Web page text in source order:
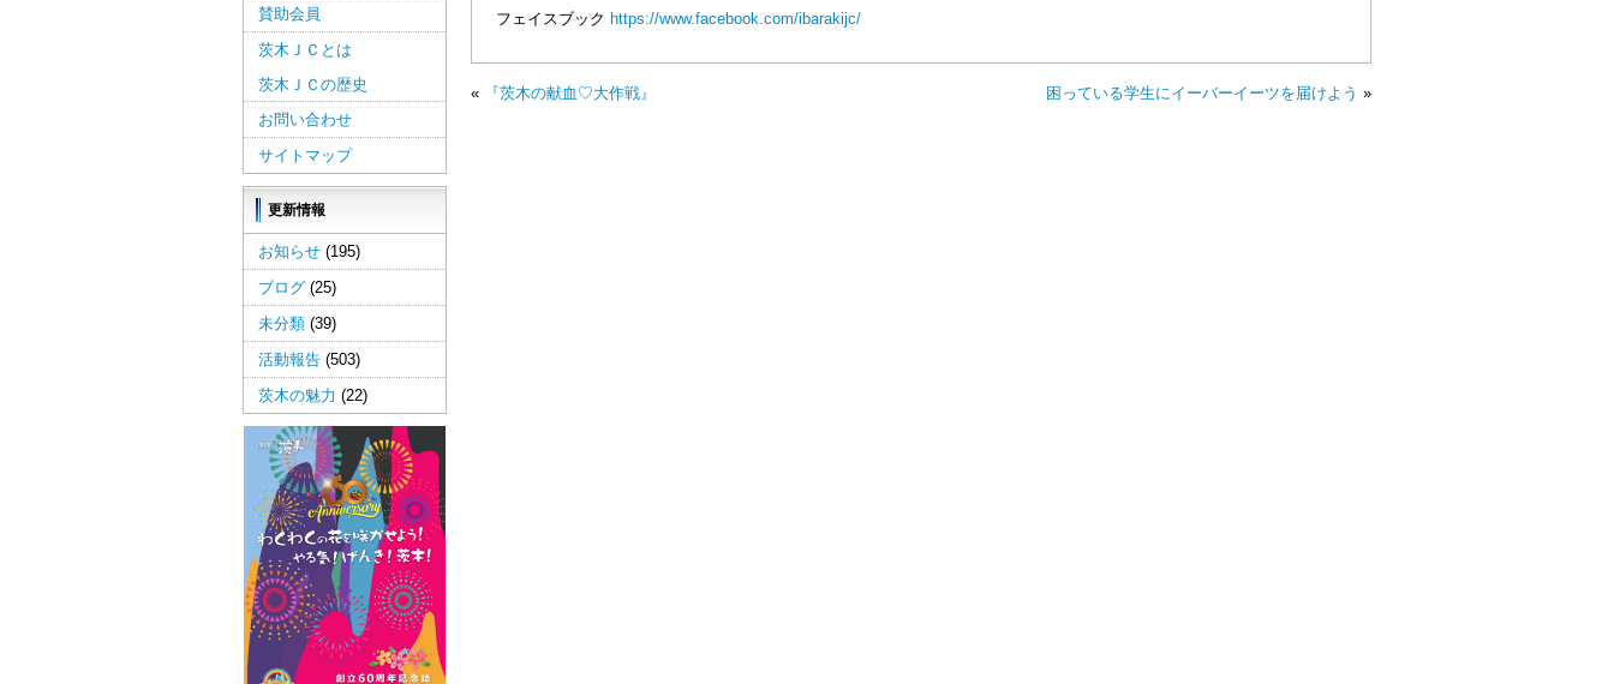
フェイスブック https://www.facebook.com/ibarakijc/
« 『茨木の献血♡大作戦』 困っている学生にイーバーイーツを届けよう »
賛助会員
茨木ＪＣとは
茨木ＪＣの歴史
お問い合わせ
サイトマップ
更新情報
お知らせ (195)
ブログ (25)
未分類 (39)
活動報告 (503)
茨木の魅力 (22)